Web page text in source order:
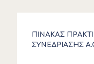
ΠΙΝΑΚΑΣ
ΣΥΝΕΔΡΙΑΣΗΣ